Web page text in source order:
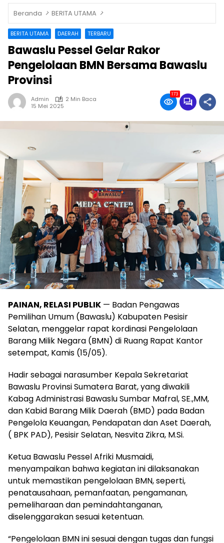
Beranda BERITA UTAMA
BERITA UTAMA DAERAH TERBARU
Bawaslu Pessel Gelar Rakor
Pengelolaan BMN Bersama Bawaslu
Provinsi
Admin
2 Min Baca
15 Mei 2025
173
PAINAN, RELASI PUBLIK — Badan Pengawas
Pemilihan Umum (Bawaslu) Kabupaten Pesisir
Selatan, menggelar rapat kordinasi Pengelolaan
Barang Milik Negara (BMN) di Ruang Rapat Kantor
setempat, Kamis (15/05).
Hadir sebagai narasumber Kepala Sekretariat
Bawaslu Provinsi Sumatera Barat, yang diwakili
Kabag Administrasi Bawaslu Sumbar Mafral, SE.,MM,
dan Kabid Barang Milik Daerah (BMD) pada Badan
Pengelola Keuangan, Pendapatan dan Aset Daerah,
( BPK PAD), Pesisir Selatan, Nesvita Zikra, M.Si.
Ketua Bawaslu Pessel Afriki Musmaidi,
menyampaikan bahwa kegiatan ini dilaksanakan
untuk memastikan pengelolaan BMN, seperti,
penatausahaan, pemanfaatan, pengamanan,
pemeliharaan dan pemindahtanganan,
diselenggarakan sesuai ketentuan.
“Pengelolaan BMN ini sesuai dengan tugas dan fungsi